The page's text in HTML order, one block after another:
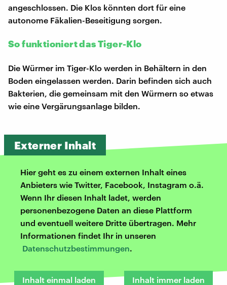
angeschlossen. Die Klos könnten dort für eine
autonome Fäkalien-Beseitigung sorgen.
So funktioniert das Tiger-Klo
Die Würmer im Tiger-Klo werden in Behältern in den
Boden eingelassen werden. Darin befinden sich auch
Bakterien, die gemeinsam mit den Würmern so etwas
wie eine Vergärungsanlage bilden.
Externer Inhalt
Hier geht es zu einem externen Inhalt eines
Anbieters wie Twitter, Facebook, Instagram o.ä.
Wenn Ihr diesen Inhalt ladet, werden
personenbezogene Daten an diese Plattform
und eventuell weitere Dritte übertragen. Mehr
Informationen findet Ihr in unseren
Datenschutzbestimmungen.
Inhalt einmal laden Inhalt immer laden